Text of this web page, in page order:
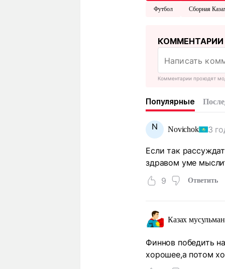
Футбол Сборная
КОММЕНТАРИИ
Комментарии проходят
Популярные
N Novichok 3
Если так
здравом уме
9
Ответить
Казах
Финнов победить
хорошее,а потом